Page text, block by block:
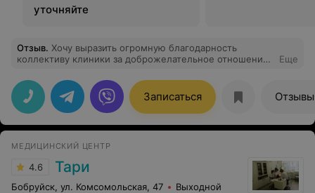
уточняйте
Отзыв. Хочу выразить огромную благодарность
коллективу клиники за доброжелательное отношение
несколько раз у разных специалистов, проводились
ультразвуковая чистка зубов, лечение кариеса,
консультации. В каждом отдельном случае был
приятно удивлён вниманием к мелочам и заботе о
комфорте пациента. Абсолютно никаких нареканий,
только здесь.
Еще
Записаться Отзывы
МЕДИЦИНСКИЙ ЦЕНТР
4.6 Тари
Бобруйск, ул. Комсомольская, 47 Выходной